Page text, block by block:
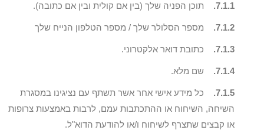
7.1.1. תוכן הפניה שלך (בין אם קולית ובין אם כתובה).
7.1.2. מספר הסלולר שלך / מספר הטלפון הנייח שלך
7.1.3. כתובת דואר אלקטרוני.
7.1.4. שם מלא.
7.1.5.
כל מידע אישי אחר אשר תשתף עם נציגינו במסגרת
השיחה, השיחוח או ההתכתבות עמם, לרבות באמצעות צרופות
או קבצים שתצרף לשיחוח ו/או להודעת הדוא"ל.